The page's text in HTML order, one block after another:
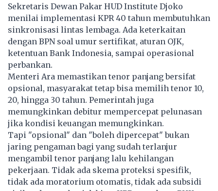
Sekretaris Dewan Pakar HUD Institute Djoko
menilai implementasi KPR 40 tahun membutuhkan
sinkronisasi lintas lembaga. Ada keterkaitan
dengan BPN soal umur sertifikat, aturan OJK,
ketentuan Bank Indonesia, sampai operasional
perbankan.
Menteri Ara memastikan tenor panjang bersifat
opsional, masyarakat tetap bisa memilih tenor 10,
20, hingga 30 tahun. Pemerintah juga
memungkinkan debitur mempercepat pelunasan
jika kondisi keuangan memungkinkan.
Tapi "opsional" dan "boleh dipercepat" bukan
jaring pengaman bagi yang sudah terlanjur
mengambil tenor panjang lalu kehilangan
pekerjaan. Tidak ada skema proteksi spesifik,
tidak ada moratorium otomatis, tidak ada subsidi